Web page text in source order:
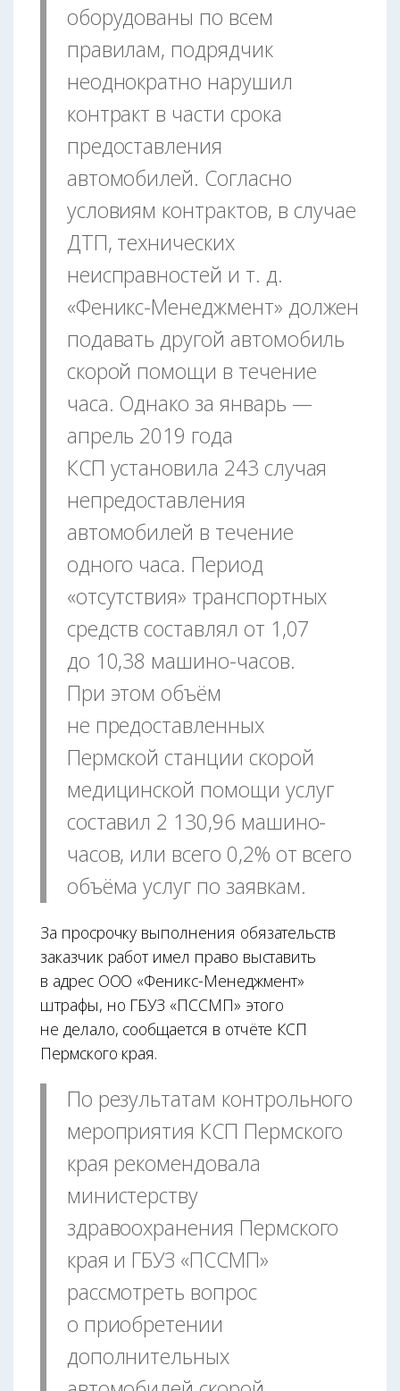
оборудованы по всем
правилам, подрядчик
неоднократно нарушил
контракт в части срока
предоставления
автомобилей. Согласно
условиям контрактов, в случае
ДТП, технических
неисправностей и т. д.
«Феникс-Менеджмент» должен
подавать другой автомобиль
скорой помощи в течение
часа. Однако за январь —
апрель 2019 года
КСП установила 243 случая
непредоставления
автомобилей в течение
одного часа. Период
«отсутствия» транспортных
средств составлял от 1,07
до 10,38 машино-часов.
При этом объём
не предоставленных
Пермской станции скорой
медицинской помощи услуг
составил 2 130,96 машино-
часов, или всего 0,2% от всего
объёма услуг по заявкам.
За просрочку выполнения обязательств
заказчик работ имел право выставить
в адрес ООО «Феникс-Менеджмент»
штрафы, но ГБУЗ «ПССМП» этого
не делало, сообщается в отчёте КСП
Пермского края.
По результатам контрольного
мероприятия КСП Пермского
края рекомендовала
министерству
здравоохранения Пермского
края и ГБУЗ «ПССМП»
рассмотреть вопрос
о приобретении
дополнительных